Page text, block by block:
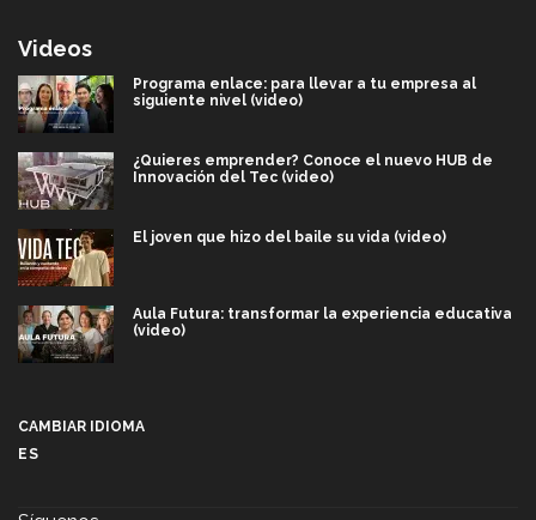
Videos
Programa enlace: para llevar a tu empresa al
siguiente nivel (video)
¿Quieres emprender? Conoce el nuevo HUB de
Innovación del Tec (video)
El joven que hizo del baile su vida (video)
Aula Futura: transformar la experiencia educativa
(video)
CAMBIAR IDIOMA
ES